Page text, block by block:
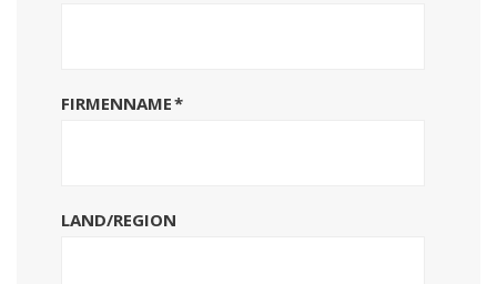
FIRMENNAME*
LAND/REGION